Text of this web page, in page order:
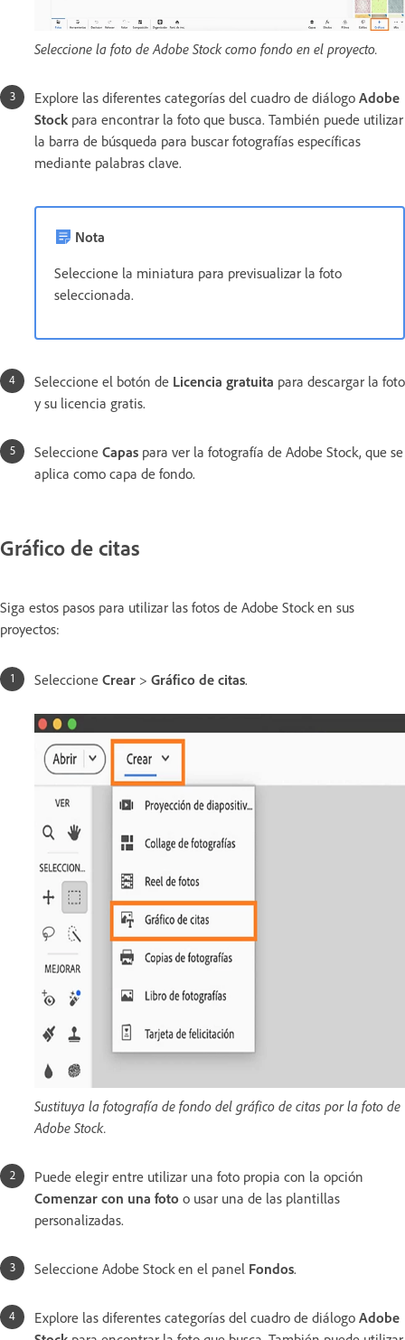
Seleccione la foto de Adobe Stock como fondo en el proyecto.
Explore las diferentes categorías del cuadro de diálogo Adobe
Stock para encontrar la foto que busca. También puede utilizar
la barra de búsqueda para buscar fotografías específicas
mediante palabras clave.
Nota
Seleccione la miniatura para previsualizar la foto
seleccionada.
Seleccione el botón de Licencia gratuita para descargar la foto
y su licencia gratis.
Seleccione Capas para ver la fotografía de Adobe Stock, que se
aplica como capa de fondo.
Gráfico de citas
Siga estos pasos para utilizar las fotos de Adobe Stock en sus
proyectos:
Seleccione Crear > Gráfico de citas.
Sustituya la fotografía de fondo del gráfico de citas por la foto de
Adobe Stock.
Puede elegir entre utilizar una foto propia con la opción
Comenzar con una foto o usar una de las plantillas
personalizadas.
Seleccione Adobe Stock en el panel Fondos.
Explore las diferentes categorías del cuadro de diálogo Adobe